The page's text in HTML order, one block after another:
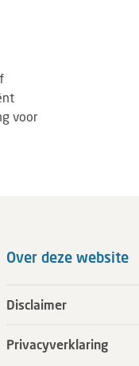
voor
Over deze website
Disclaimer
Privacyverklaring